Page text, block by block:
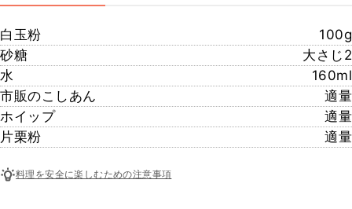
白玉粉
100g
砂糖
大さじ2
水
160ml
市販のこしあん
適量
ホイップ
適量
片栗粉
適量
料理を安全に楽しむための注意事項